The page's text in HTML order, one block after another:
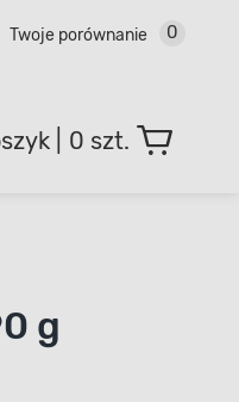
Twoje porównanie 0
0 szt.
g